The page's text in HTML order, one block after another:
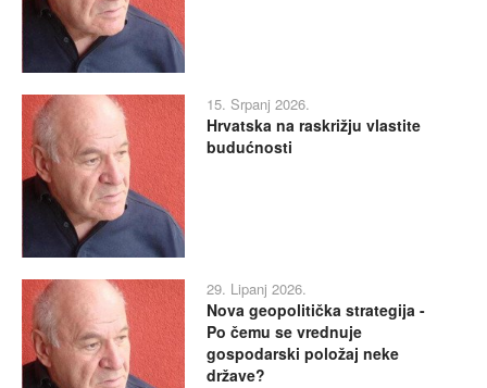
15. Srpanj 2026.
Hrvatska na raskrižju vlastite
budućnosti
29. Lipanj 2026.
Nova geopolitička strategija -
Po čemu se vrednuje
gospodarski položaj neke
države?